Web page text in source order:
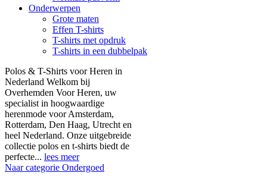
Onderwerpen
Grote maten
Effen T-shirts
T-shirts met opdruk
T-shirts in een dubbelpak
Polos & T-Shirts voor Heren in
Nederland Welkom bij
Overhemden Voor Heren, uw
specialist in hoogwaardige
herenmode voor Amsterdam,
Rotterdam, Den Haag, Utrecht en
heel Nederland. Onze uitgebreide
collectie polos en t-shirts biedt de
perfecte... lees meer
Naar categorie Ondergoed